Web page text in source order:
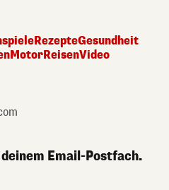
RezepteGesundheit
MotorReisenVideo
Email-Postfach.